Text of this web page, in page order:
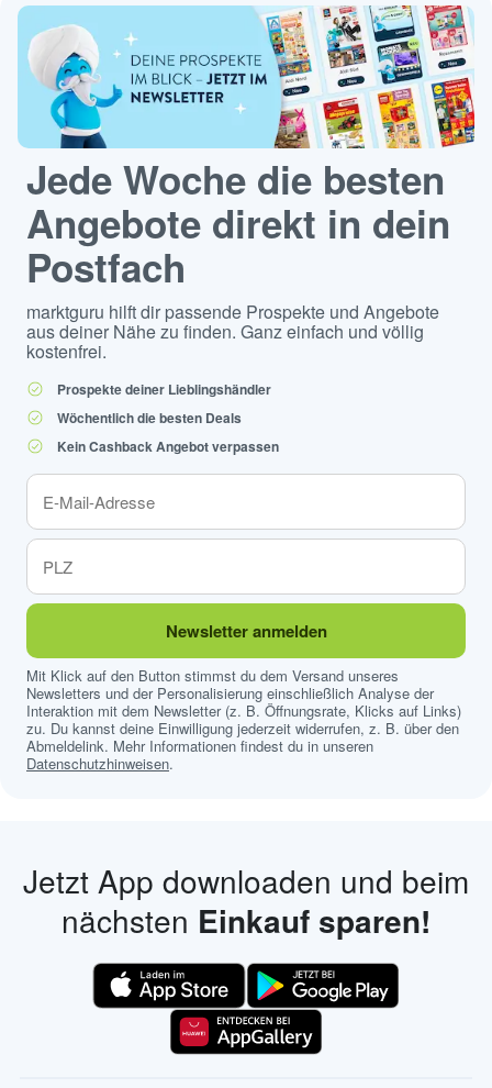
Jede Woche die besten
Angebote direkt in dein
Postfach
marktguru hilft dir passende Prospekte und Angebote
aus deiner Nähe zu finden. Ganz einfach und völlig
kostenfrei.
Prospekte deiner Lieblingshändler
Wöchentlich die besten Deals
Kein Cashback Angebot verpassen
Newsletter anmelden
Mit Klick auf den Button stimmst du dem Versand unseres
Newsletters und der Personalisierung einschließlich Analyse der
Interaktion mit dem Newsletter (z. B. Öffnungsrate, Klicks auf Links)
zu. Du kannst deine Einwilligung jederzeit widerrufen, z. B. über den
Abmeldelink. Mehr Informationen findest du in unseren
Datenschutzhinweisen.
Jetzt App downloaden und beim
nächsten Einkauf sparen!